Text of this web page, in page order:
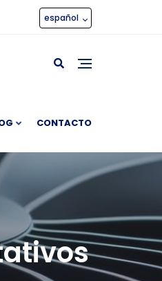
español
CONTACTO